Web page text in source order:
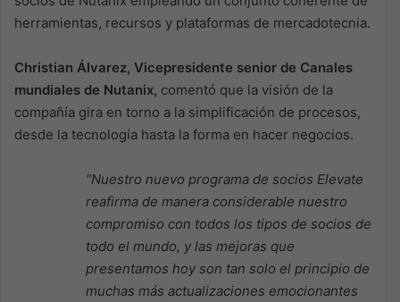
herramientas, recursos y plataformas de mercadotecnia.
Christian Álvarez, Vicepresidente senior de Canales
mundiales de Nutanix, comentó que la visión de la
compañía gira en torno a la simplificación de procesos,
desde la tecnología hasta la forma en hacer negocios.
“Nuestro nuevo programa de socios Elevate
reafirma de manera considerable nuestro
compromiso con todos los tipos de socios de
todo el mundo, y las mejoras que
presentamos hoy son tan solo el principio de
muchas más actualizaciones emocionantes